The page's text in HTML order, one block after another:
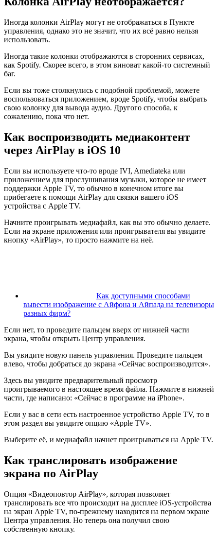
Иногда колонки AirPlay могут не отображаться в Пункте
управления, однако это не значит, что их всё равно нельзя
использовать.
Иногда такие колонки отображаются в сторонних сервисах,
как Spotify. Скорее всего, в этом виноват какой-то системный
баг.
Если вы тоже столкнулись с подобной проблемой, можете
воспользоваться приложением, вроде Spotify, чтобы выбрать
свою колонку для вывода аудио. Другого способа, к
сожалению, пока что нет.
Как воспроизводить медиаконтент
через AirPlay в iOS 10
Если вы используете что-то вроде IVI, Amediateka или
приложением для прослушивания музыки, которое не имеет
поддержки Apple TV, то обычно в конечном итоге вы
прибегаете к помощи AirPlay для связки вашего iOS
устройства с Apple TV.
Начните проигрывать медиафайл, как вы это обычно делаете.
Если на экране приложения или проигрывателя вы увидите
кнопку «AirPlay», то просто нажмите на неё.
Как доступными способами
вывести изображение с Айфона и Айпада на телевизоры
разных фирм?
Если нет, то проведите пальцем вверх от нижней части
экрана, чтобы открыть Центр управления.
Вы увидите новую панель управления. Проведите пальцем
влево, чтобы добраться до экрана «Сейчас воспроизводится».
Здесь вы увидите предварительный просмотр
проигрываемого в настоящее время файла. Нажмите в нижней
части, где написано: «Сейчас в программе на iPhone».
Если у вас в сети есть настроенное устройство Apple TV, то в
этом раздел вы увидите опцию «Apple TV».
Выберите её, и медиафайл начнет проигрываться на Apple TV.
Как транслировать изображение
экрана по AirPlay
Опция «Видеоповтор AirPlay», которая позволяет
транслировать все что происходит на дисплее iOS-устройства
на экран Apple TV, по-прежнему находится на первом экране
Центра управления. Но теперь она получил свою
собственную кнопку.